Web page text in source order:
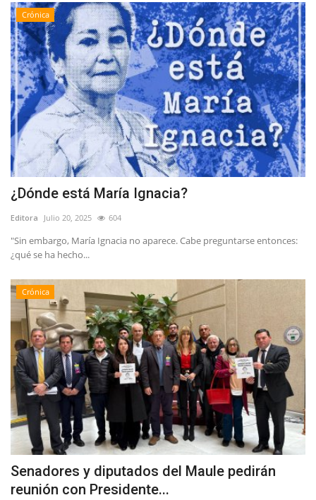
Crónica
¿Dónde está María Ignacia?
Editora Julio 20, 2025 604
"Sin embargo, María Ignacia no aparece. Cabe preguntarse entonces:
¿qué se ha hecho...
Crónica
Senadores y diputados del Maule pedirán
reunión con Presidente...